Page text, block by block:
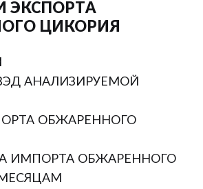
ЭКСПОРТА
ЦИКОРИЯ
АНАЛИЗИРУЕМОЙ
ОБЖАРЕННОГО
ИМПОРТА ОБЖАРЕННОГО